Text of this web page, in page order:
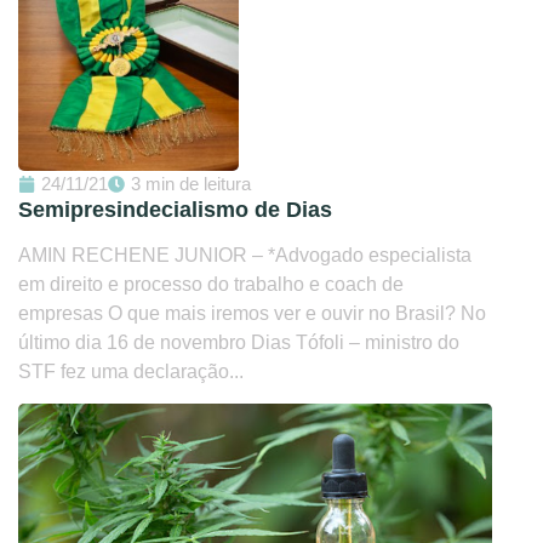
24/11/21 3 min de leitura
Semipresindecialismo de Dias
AMIN RECHENE JUNIOR – *Advogado especialista
em direito e processo do trabalho e coach de
empresas O que mais iremos ver e ouvir no Brasil? No
último dia 16 de novembro Dias Tófoli – ministro do
STF fez uma declaração...